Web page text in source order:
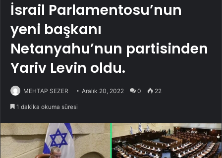
İsrail Parlamentosu’nun
yeni başkanı
Netanyahu’nun partisinden
Yariv Levin oldu.
MEHTAP SEZER Aralık 20, 2022 0 22
1 dakika okuma süresi